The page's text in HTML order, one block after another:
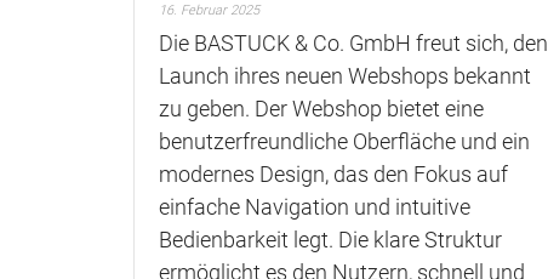
16. Februar 2025
Die BASTUCK & Co. GmbH freut sich, den
Launch ihres neuen Webshops bekannt
zu geben. Der Webshop bietet eine
benutzerfreundliche Oberfläche und ein
modernes Design, das den Fokus auf
einfache Navigation und intuitive
Bedienbarkeit legt. Die klare Struktur
ermöglicht es den Nutzern, schnell und